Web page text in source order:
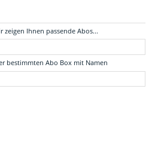
Ihnen passende Abos...
bestimmten Abo Box mit Namen